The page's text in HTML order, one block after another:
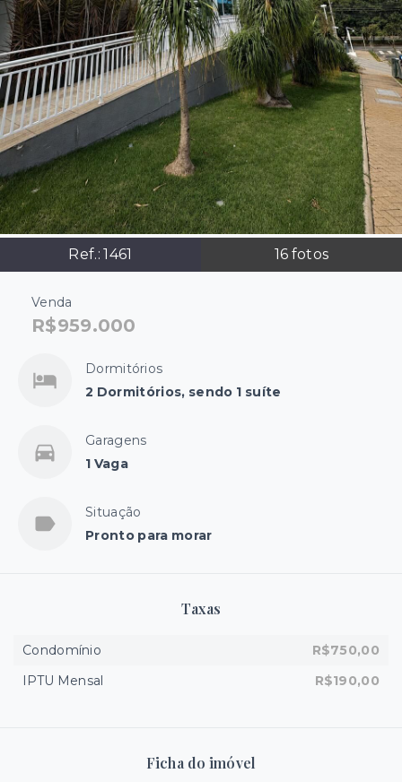
Ref.:1461 16 fotos
Venda
R$959.000
Dormitórios
2 Dormitórios, sendo 1 suíte
Garagens
1 Vaga
Situação
Pronto para morar
Taxas
Condomínio
R$750,00
IPTU Mensal
R$190,00
Ficha do imóvel